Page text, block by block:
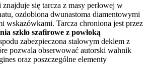
się tarcza z masy perłowej w
ozdobiona dwunastoma diamentowymi
wskazówkami. Tarcza chroniona jest przez
szkło szafirowe z powłoką
zabezpieczona stalowym deklem z
pozwala obserwować autorski wahnik
oraz poszczególne elementy